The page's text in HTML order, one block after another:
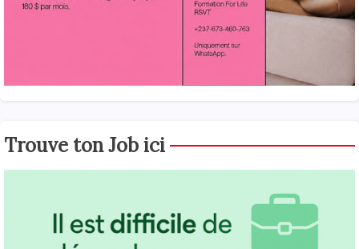
Trouve ton Job ici